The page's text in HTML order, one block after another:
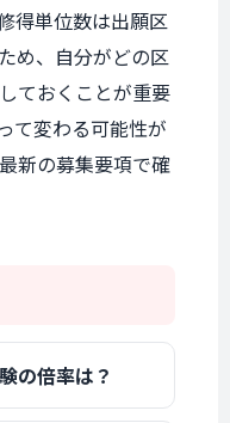
得単位数は出願区
め、自分がどの区
ておくことが重要
て変わる可能性が
新の募集要項で確
の倍率は？